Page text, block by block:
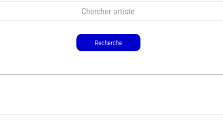
Recherche